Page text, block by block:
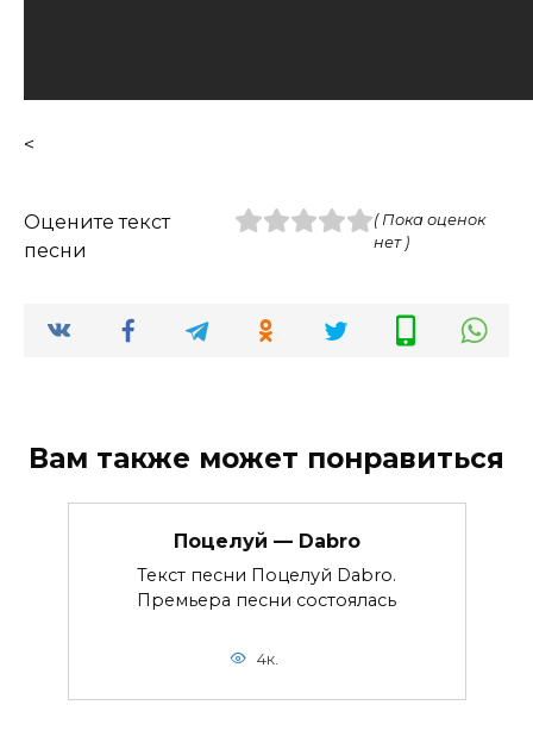
<
Оцените текст
песни
( Пока оценок
нет )
Вам также может понравиться
Поцелуй — Dabro
Текст песни Поцелуй Dabro.
Премьера песни состоялась
4к.